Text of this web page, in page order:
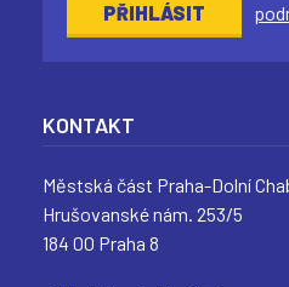
KONTAKT
Městská část Praha-Dolní
Hrušovanské nám. 253/5
184 00 Praha 8